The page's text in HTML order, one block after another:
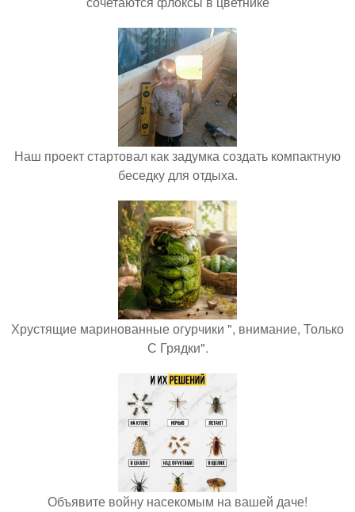
Наш проект стартовал как задумка создать компактную
беседку для отдыха.
Хрустящие маринованные огурчики ", внимание, Только
С Грядки".
Объявите войну насекомым на вашей даче!